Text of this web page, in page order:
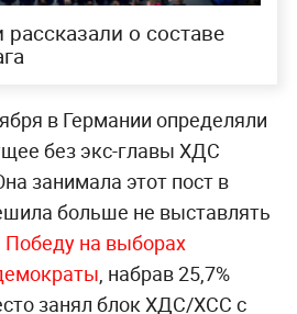
о составе
в Германии определяли
без экс-главы ХДС
занимала этот пост в
больше не выставлять
Победу на выборах
, набрав 25,7%
занял блок ХДС/ХСС с